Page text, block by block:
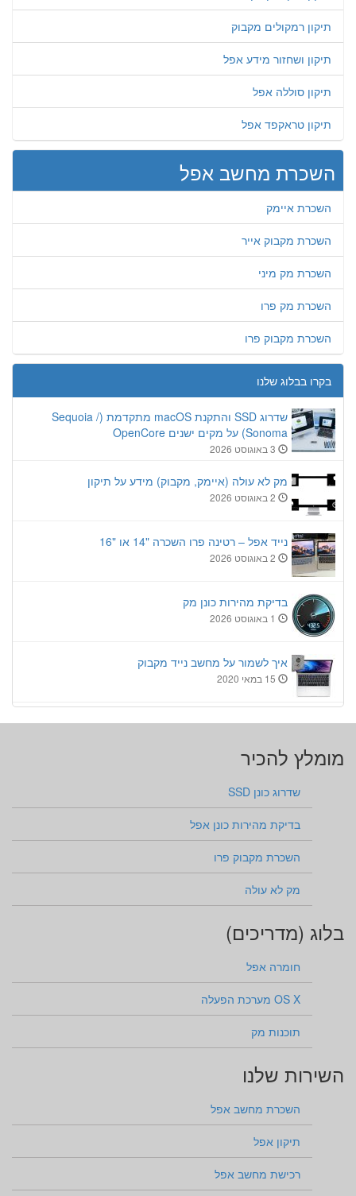
תיקון רמקולים מקבוק
תיקון ושחזור מידע אפל
תיקון סוללה אפל
תיקון טראקפד אפל
השכרת מחשב אפל
השכרת איימק
השכרת מקבוק אייר
השכרת מק מיני
השכרת מק פרו
השכרת מקבוק פרו
בקרו בבלוג שלנו
שדרוג SSD והתקנת macOS מתקדמת (Sequoia /
Sonoma) על מקים ישנים OpenCore
מק לא עולה (איימק, מקבוק) מידע על תיקון
נייד אפל – רטינה פרו השכרה "14 או "16
בדיקת מהירות כונן מק
איך לשמור על מחשב נייד מקבוק
מומלץ להכיר
שדרוג כונן SSD
בדיקת מהירות כונן אפל
השכרת מקבוק פרו
מק לא עולה
בלוג (מדריכים)
חומרה אפל
OS X מערכת הפעלה
תוכנות מק
השירות שלנו
השכרת מחשב אפל
תיקון אפל
רכישת מחשב אפל